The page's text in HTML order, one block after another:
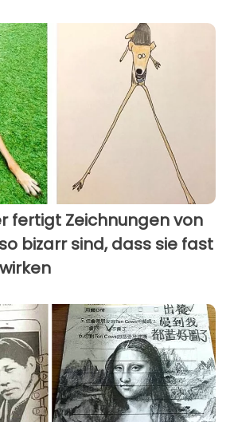
fertigt Zeichnungen von
bizarr sind, dass sie fast